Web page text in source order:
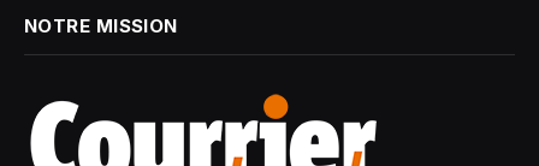
NOTRE MISSION